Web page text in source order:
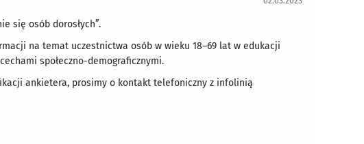
się osób dorosłych”.
na temat uczestnictwa osób w wieku 18–69 lat w edukacji
społeczno-demograficznymi.
ankietera, prosimy o kontakt telefoniczny z infolinią